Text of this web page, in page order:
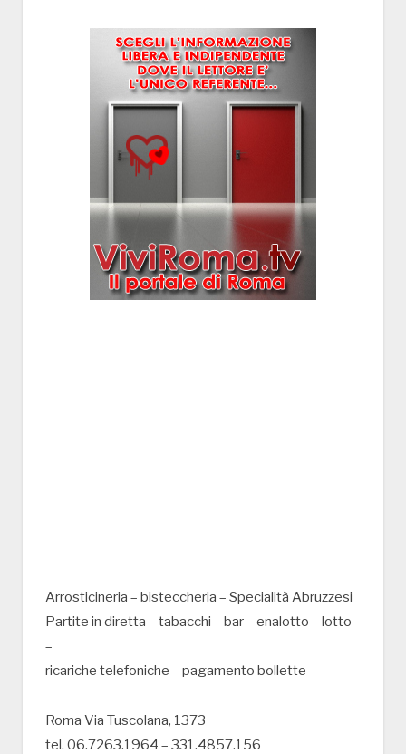
Arrosticineria – bisteccheria – Specialità Abruzzesi
Partite in diretta – tabacchi – bar – enalotto – lotto
–
ricariche telefoniche – pagamento bollette
Roma Via Tuscolana, 1373
tel. 06.7263.1964 – 331.4857.156